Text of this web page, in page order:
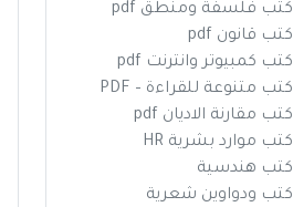
كتب فلسفة ومنطق pdf
كتب قانون pdf
كتب كمبيوتر وانترنت pdf
كتب متنوعة للقراءة – PDF
كتب مقارنة الاديان pdf
كتب موارد بشرية HR
كتب هندسية
كتب ودواوين شعرية